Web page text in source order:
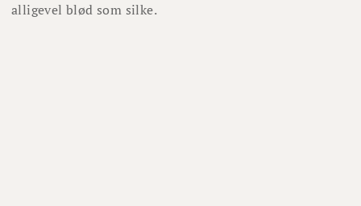
alligevel blød som silke.